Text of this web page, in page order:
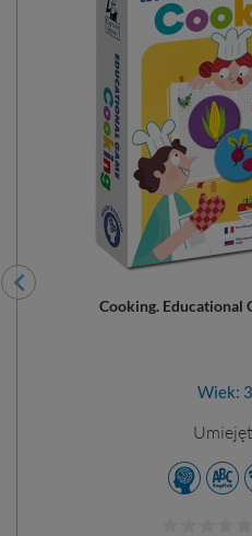
Cooking. Educational
Wiek: